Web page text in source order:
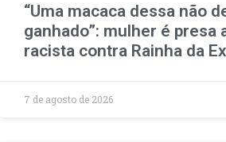
“Uma macaca dessa não
ganhado”: mulher é presa
racista contra Rainha da
7 de agosto de 2026